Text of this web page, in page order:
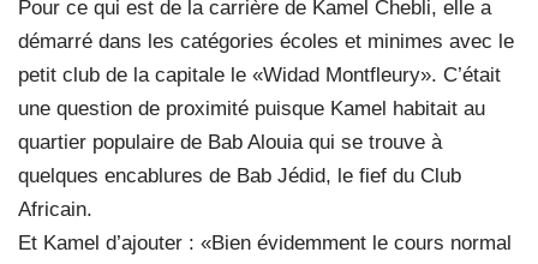
Pour ce qui est de la carrière de Kamel Chebli, elle a
démarré dans les catégories écoles et minimes avec le
petit club de la capitale le «Widad Montfleury». C’était
une question de proximité puisque Kamel habitait au
quartier populaire de Bab Alouia qui se trouve à
quelques encablures de Bab Jédid, le fief du Club
Africain.
Et Kamel d’ajouter : «Bien évidemment le cours normal